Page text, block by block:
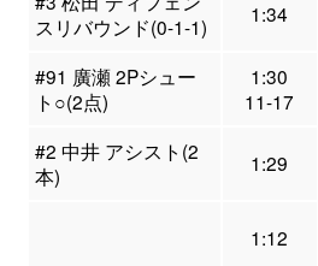
スリバウンド(0-1-1)
1:34
#91 廣瀬 2Pシュー
ト○(2点)
1:30
11-17
#2 中井 アシスト(2
本)
1:29
1:12